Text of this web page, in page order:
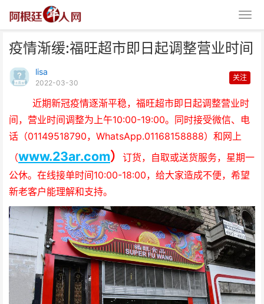
疫情渐缓:福旺超市即日起调整营业时间
lisa
2022-03-30
关注
近期新冠疫情逐渐平稳，福旺超市即日起调整营业时
间，营业时间调整为上午10:00-19:00。同时接受微信、电
话（01149518790，WhatsApp.01168158888）和网上
（www.23ar.com）
订货，自取或送货服务，星期一
公休。在线接单时间10:00-18:00，给大家造成不便，希望
新老客户能理解和支持。
疫情渐缓:福旺超市即日起调整营
业时间